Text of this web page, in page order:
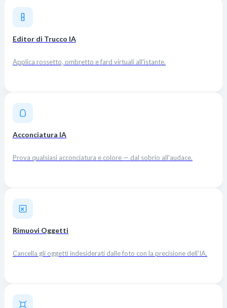
Editor di Trucco IA
Applica rossetto, ombretto e fard virtuali all'istante.
Acconciatura IA
Prova qualsiasi acconciatura e colore — dal sobrio all'audace.
Rimuovi Oggetti
Cancella gli oggetti indesiderati dalle foto con la precisione dell'IA.